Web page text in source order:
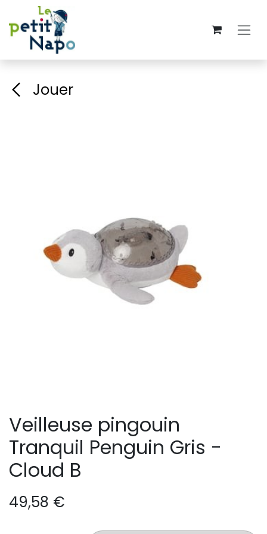
Se rendre au contenu
Jouer
Veilleuse pingouin
Tranquil Penguin Gris -
Cloud B
49,58 €